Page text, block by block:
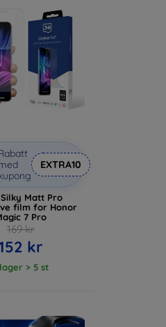
EXTRA10
Matt Pro
film for Honor
7 Pro
169 kr
kr
> 5 st